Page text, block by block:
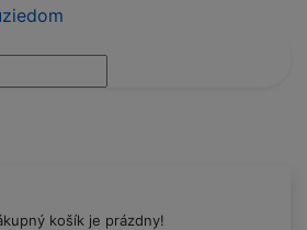
košík je prázdny!